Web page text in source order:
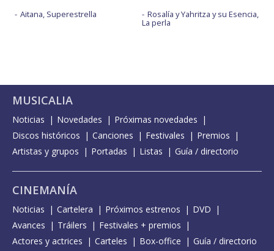
Aitana, Superestrella Rosalía y Yahritza y su Esencia,
La perla
MUSICALIA
Noticias Novedades
Próximas novedades
Discos históricos
Canciones Festivales
Premios
Artistas y grupos
Portadas Listas Guía / directorio
CINEMANÍA
Noticias Cartelera Próximos estrenos
DVD
Avances
Tráilers
Festivales + premios
Actores y actrices
Carteles Box-office Guía / directorio